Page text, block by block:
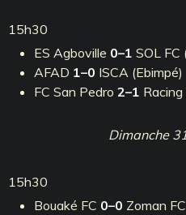
15h30
ES Agboville 0–1 SOL FC
AFAD 1–0 ISCA (Ebimpé)
FC San Pedro 2–1
Dimanche
15h30
Bouaké FC 0–0 Zoman